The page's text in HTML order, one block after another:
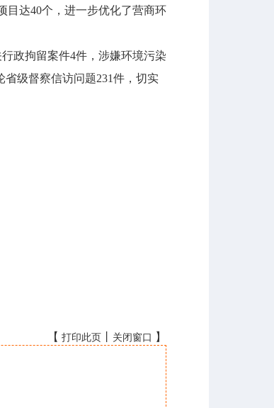
目达40个，进一步优化了营商环
政拘留案件4件，涉嫌环境污染
省级督察信访问题231件，切实
【 打印此页 关闭窗口 】